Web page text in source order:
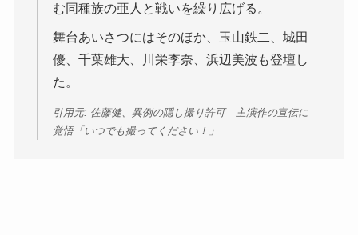
む同種族の亜人と戦いを繰り広げる。
舞台あいさつにはそのほか、玉山鉄二、城田
優、千葉雄大、川栄李奈、浜辺美波も登壇し
た。
引用元: 佐藤健、異例の隠し撮り許可 主演作の宣伝に
覚悟「いつでも撮ってください！」